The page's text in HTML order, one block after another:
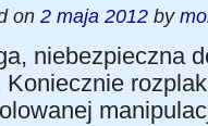
on 2 maja 2012 by
niebezpieczna
Koniecznie